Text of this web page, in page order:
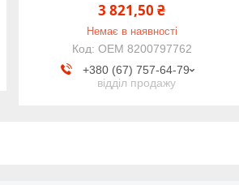
3 821,50 ₴
Немає в наявності
OEM 8200797762
+380 (67) 757-64-79
відділ продажу